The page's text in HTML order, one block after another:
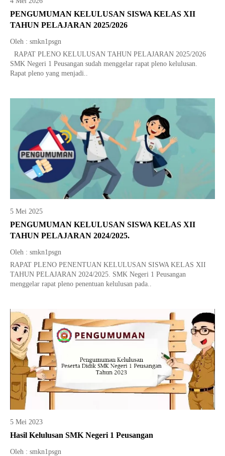
Materi Komputer dan Jaringan Dasar
Materi Pemograman Dasar
Dasar Desain Grafis
Tata Busana
Bisnis Daring dan Pemasaran
PENGUMUMAN KELULUSAN SISWA KELAS XII
TAHUN PELAJARAN 2025/2026
Oleh : smkn1psgn
RAPAT PLENO KELULUSAN TAHUN PELAJARAN 2025/2026
SMK Negeri 1 Peusangan sudah menggelar rapat pleno kelulusan.
Rapat pleno yang menjadi..
5 Mei 2025
PENGUMUMAN KELULUSAN SISWA KELAS XII
TAHUN PELAJARAN 2024/2025.
Oleh : smkn1psgn
RAPAT PLENO PENENTUAN KELULUSAN SISWA KELAS XII
TAHUN PELAJARAN 2024/2025. SMK Negeri 1 Peusangan
menggelar rapat pleno penentuan kelulusan pada..
5 Mei 2023
Hasil Kelulusan SMK Negeri 1 Peusangan
Oleh : smkn1psgn